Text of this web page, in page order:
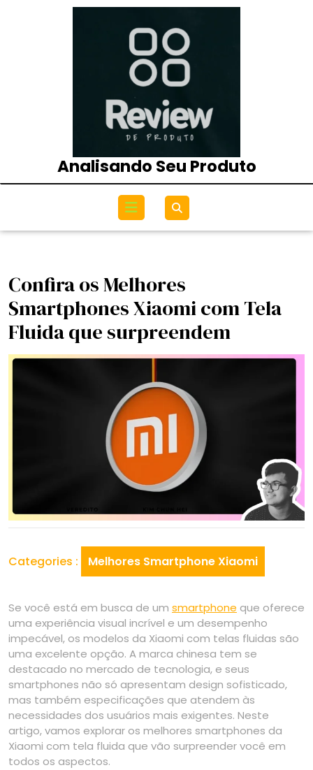
Analisando Seu Produto
Open
Menu
Confira os Melhores
Smartphones Xiaomi com Tela
Fluida que surpreendem
Categories : Melhores Smartphone Xiaomi
Se você está em busca de um smartphone que oferece
uma experiência visual incrível e um desempenho
impecável, os modelos da Xiaomi com telas fluidas são
uma excelente opção. A marca chinesa tem se
destacado no mercado de tecnologia, e seus
smartphones não só apresentam design sofisticado,
mas também especificações que atendem às
necessidades dos usuários mais exigentes. Neste
artigo, vamos explorar os melhores smartphones da
Xiaomi com tela fluida que vão surpreender você em
todos os aspectos.